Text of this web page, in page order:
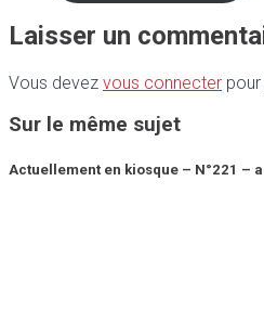
Laisser un
Vous devez vous connecter
Sur le même sujet
Actuellement en kiosque – N°221 –